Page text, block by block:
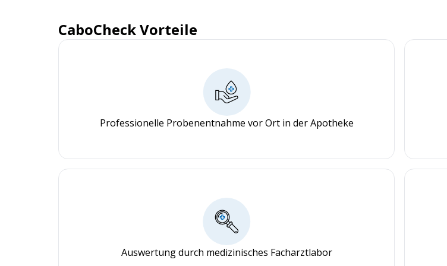
CaboCheck Vorteile
Professionelle Probenentnahme vor Ort in der Apotheke
Auswertung durch medizinisches Facharztlabor